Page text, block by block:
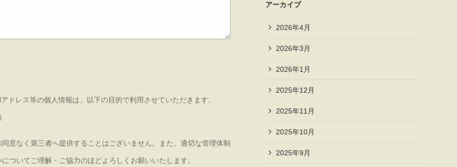
ドレス等の個人情報は、以下の目的で利用させていただきます。
意なく第三者へ提供することはございません。また、適切な管理体制
ついてご理解・ご協力のほどよろしくお願いいたします。
アーカイブ
2026年4月
2026年3月
2026年1月
2025年12月
2025年11月
2025年10月
2025年9月